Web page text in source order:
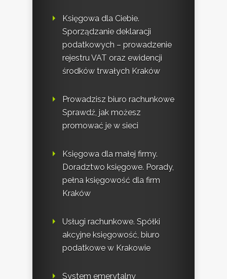
Księgowa dla Ciebie.
Sporządzanie deklaracji
podatkowych – prowadzenie
rejestru VAT oraz ewidencji
środków trwałych Kraków
Prowadzisz biuro rachunkowe
Sprawdź, jak możesz
promować je w sieci
Księgowa dla małej firmy.
Doradztwo księgowe. Porady,
pełna księgowość dla firm
Kraków
Usługi rachunkowe. Spółki
akcyjne księgowość, biuro
podatkowe w Krakowie
System emerytalny